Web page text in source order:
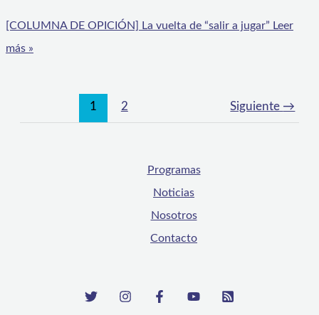
[COLUMNA DE OPICIÓN] La vuelta de “salir a jugar” Leer
más »
1 2 Siguiente →
Programas
Noticias
Nosotros
Contacto